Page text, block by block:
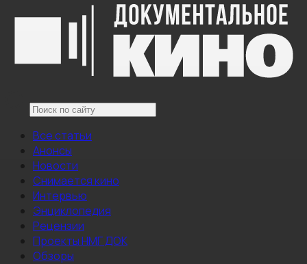
Все статьи
Анонсы
Новости
Снимается кино
Интервью
Энциклопедия
Рецензии
Проекты НМГ ДОК
Обзоры